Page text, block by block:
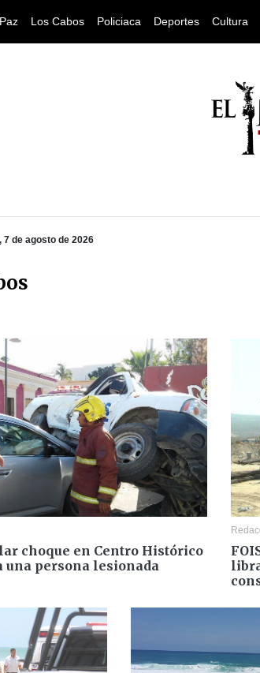
Los Cabos Policiaca Deportes Cultura
7 de agosto de 2026
choque en Centro Histórico
una persona lesionada